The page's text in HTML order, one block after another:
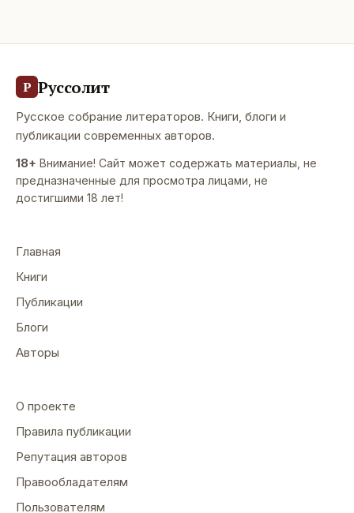
Р Руссолит
Русское собрание литераторов. Книги, блоги и
публикации современных авторов.
18+ Внимание! Сайт может содержать материалы, не
предназначенные для просмотра лицами, не
достигшими 18 лет!
Главная
Книги
Публикации
Блоги
Авторы
О проекте
Правила публикации
Репутация авторов
Правообладателям
Пользователям